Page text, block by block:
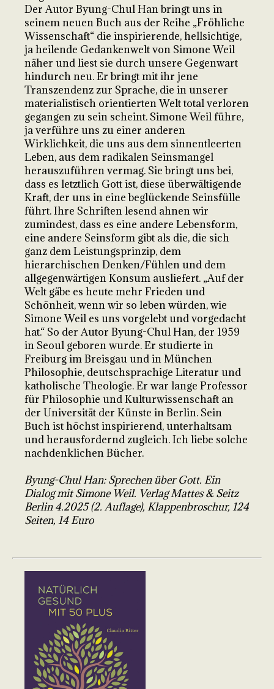
Der Autor Byung-Chul Han bringt uns in
seinem neuen Buch aus der Reihe „Fröhliche
Wissenschaft“ die inspirierende, hellsichtige,
ja heilende Gedankenwelt von Simone Weil
näher und liest sie durch unsere Gegenwart
hindurch neu. Er bringt mit ihr jene
Transzendenz zur Sprache, die in unserer
materialistisch orientierten Welt total verloren
gegangen zu sein scheint. Simone Weil führe,
ja verführe uns zu einer anderen
Wirklichkeit, die uns aus dem sinnentleerten
Leben, aus dem radikalen Seinsmangel
herauszuführen vermag. Sie bringt uns bei,
dass es letztlich Gott ist, diese überwältigende
Kraft, der uns in eine beglückende Seinsfülle
führt. Ihre Schriften lesend ahnen wir
zumindest, dass es eine andere Lebensform,
eine andere Seinsform gibt als die, die sich
ganz dem Leistungsprinzip, dem
hierarchischen Denken/Fühlen und dem
allgegenwärtigen Konsum ausliefert. „Auf der
Welt gäbe es heute mehr Frieden und
Schönheit, wenn wir so leben würden, wie
Simone Weil es uns vorgelebt und vorgedacht
hat.“ So der Autor Byung-Chul Han, der 1959
in Seoul geboren wurde. Er studierte in
Freiburg im Breisgau und in München
Philosophie, deutschsprachige Literatur und
katholische Theologie. Er war lange Professor
für Philosophie und Kulturwissenschaft an
der Universität der Künste in Berlin. Sein
Buch ist höchst inspirierend, unterhaltsam
und herausfordernd zugleich. Ich liebe solche
nachdenklichen Bücher.
Byung-Chul Han: Sprechen über Gott. Ein
Dialog mit Simone Weil. Verlag Mattes & Seitz
Berlin 4.2025 (2. Auflage), Klappenbroschur, 124
Seiten, 14 Euro